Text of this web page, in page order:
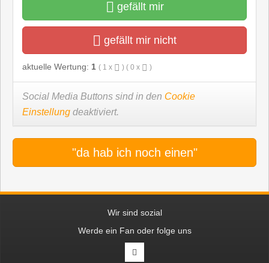
gefällt mir
gefällt mir nicht
aktuelle Wertung: 1 ( 1 x ) ( 0 x )
Social Media Buttons sind in den Cookie
Einstellung deaktiviert.
"da hab ich noch einen"
Wir sind sozial
Werde ein Fan oder folge uns